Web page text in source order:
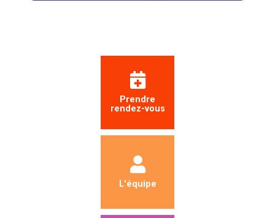
Prendre
rendez-vous
L'équipe